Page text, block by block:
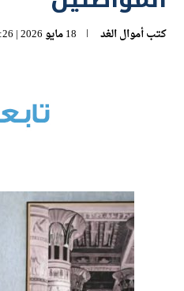
كتبأموال الغد 18 مايو 2026 | 4:26 م